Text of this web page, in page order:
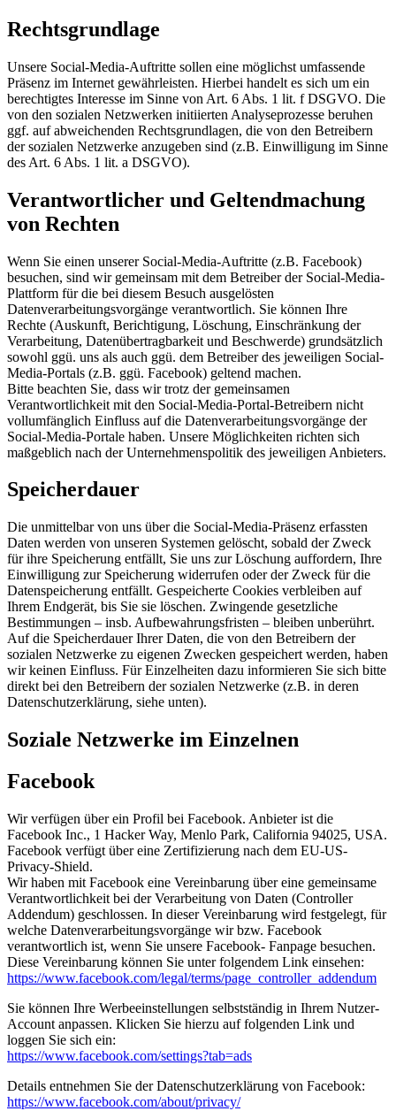
Rechtsgrundlage
Unsere Social-Media-Auftritte sollen eine möglichst umfassende
Präsenz im Internet gewährleisten. Hierbei handelt es sich um ein
berechtigtes Interesse im Sinne von Art. 6 Abs. 1 lit. f DSGVO. Die
von den sozialen Netzwerken initiierten Analyseprozesse beruhen
ggf. auf abweichenden Rechtsgrundlagen, die von den Betreibern
der sozialen Netzwerke anzugeben sind (z.B. Einwilligung im Sinne
des Art. 6 Abs. 1 lit. a DSGVO).
Verantwortlicher und Geltendmachung
von Rechten
Wenn Sie einen unserer Social-Media-Auftritte (z.B. Facebook)
besuchen, sind wir gemeinsam mit dem Betreiber der Social-Media-
Plattform für die bei diesem Besuch ausgelösten
Datenverarbeitungsvorgänge verantwortlich. Sie können Ihre
Rechte (Auskunft, Berichtigung, Löschung, Einschränkung der
Verarbeitung, Datenübertragbarkeit und Beschwerde) grundsätzlich
sowohl ggü. uns als auch ggü. dem Betreiber des jeweiligen Social-
Media-Portals (z.B. ggü. Facebook) geltend machen.
Bitte beachten Sie, dass wir trotz der gemeinsamen
Verantwortlichkeit mit den Social-Media-Portal-Betreibern nicht
vollumfänglich Einfluss auf die Datenverarbeitungsvorgänge der
Social-Media-Portale haben. Unsere Möglichkeiten richten sich
maßgeblich nach der Unternehmenspolitik des jeweiligen Anbieters.
Speicherdauer
Die unmittelbar von uns über die Social-Media-Präsenz erfassten
Daten werden von unseren Systemen gelöscht, sobald der Zweck
für ihre Speicherung entfällt, Sie uns zur Löschung auffordern, Ihre
Einwilligung zur Speicherung widerrufen oder der Zweck für die
Datenspeicherung entfällt. Gespeicherte Cookies verbleiben auf
Ihrem Endgerät, bis Sie sie löschen. Zwingende gesetzliche
Bestimmungen – insb. Aufbewahrungsfristen – bleiben unberührt.
Auf die Speicherdauer Ihrer Daten, die von den Betreibern der
sozialen Netzwerke zu eigenen Zwecken gespeichert werden, haben
wir keinen Einfluss. Für Einzelheiten dazu informieren Sie sich bitte
direkt bei den Betreibern der sozialen Netzwerke (z.B. in deren
Datenschutzerklärung, siehe unten).
Soziale Netzwerke im Einzelnen
Facebook
Wir verfügen über ein Profil bei Facebook. Anbieter ist die
Facebook Inc., 1 Hacker Way, Menlo Park, California 94025, USA.
Facebook verfügt über eine Zertifizierung nach dem EU-US-
Privacy-Shield.
Wir haben mit Facebook eine Vereinbarung über eine gemeinsame
Verantwortlichkeit bei der Verarbeitung von Daten (Controller
Addendum) geschlossen. In dieser Vereinbarung wird festgelegt, für
welche Datenverarbeitungsvorgänge wir bzw. Facebook
verantwortlich ist, wenn Sie unsere Facebook- Fanpage besuchen.
Diese Vereinbarung können Sie unter folgendem Link einsehen:
https://www.facebook.com/legal/terms/page_controller_addendum
Sie können Ihre Werbeeinstellungen selbstständig in Ihrem Nutzer-
Account anpassen. Klicken Sie hierzu auf folgenden Link und
loggen Sie sich ein:
https://www.facebook.com/settings?tab=ads
Details entnehmen Sie der Datenschutzerklärung von Facebook:
https://www.facebook.com/about/privacy/